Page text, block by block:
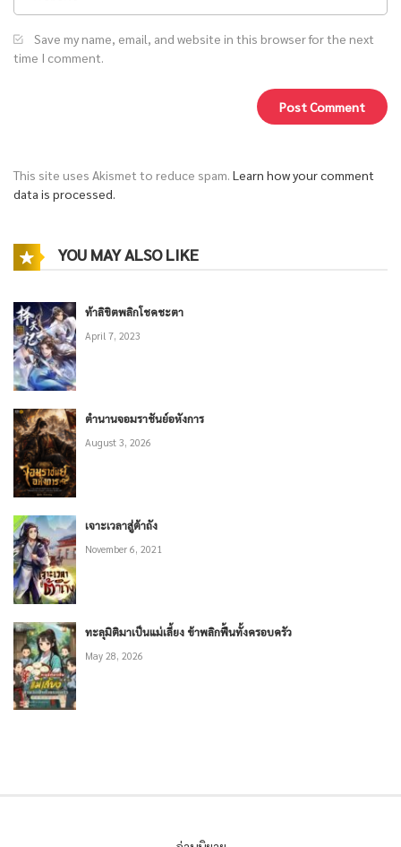
Save my name, email, and website in this browser for the next
time I comment.
This site uses Akismet to reduce spam. Learn how your comment
data is processed.
YOU MAY ALSO LIKE
ท้าลิขิตพลิกโชคชะตา
April 7, 2023
ตำนานจอมราชันย์อหังการ
August 3, 2026
เจาะเวลาสู่ต้าถัง
November 6, 2021
ทะลุมิติมาเป็นแม่เลี้ยง ข้าพลิกฟื้นทั้งครอบครัว
May 28, 2026